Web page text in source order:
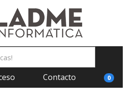
Contacto 0